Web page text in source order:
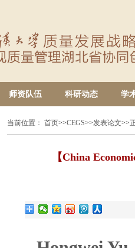
师资队伍 科研动态 学
当前位置： 首页>>CEGS>>发表论文>>
【China